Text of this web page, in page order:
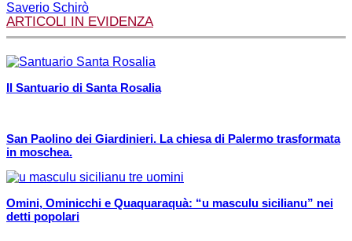
Saverio Schirò
ARTICOLI IN EVIDENZA
Il Santuario di Santa Rosalia
San Paolino dei Giardinieri. La chiesa di Palermo trasformata
in moschea.
Omini, Ominicchi e Quaquaraquà: “u masculu sicilianu” nei
detti popolari